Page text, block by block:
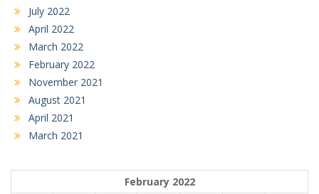
July 2022
April 2022
March 2022
February 2022
November 2021
August 2021
April 2021
March 2021
February 2022